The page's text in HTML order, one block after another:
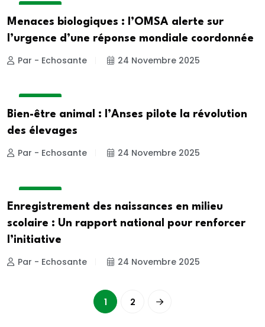
Menaces biologiques : l’OMSA alerte sur
l’urgence d’une réponse mondiale coordonnée
Par - Echosante 24 Novembre 2025
Bien-être animal : l’Anses pilote la révolution
des élevages
Par - Echosante 24 Novembre 2025
Enregistrement des naissances en milieu
scolaire : Un rapport national pour renforcer
l’initiative
Par - Echosante 24 Novembre 2025
1 2